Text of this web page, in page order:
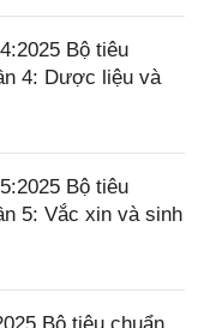
Bộ tiêu
4: Dược liệu và
Bộ tiêu
5: Vắc xin và sinh